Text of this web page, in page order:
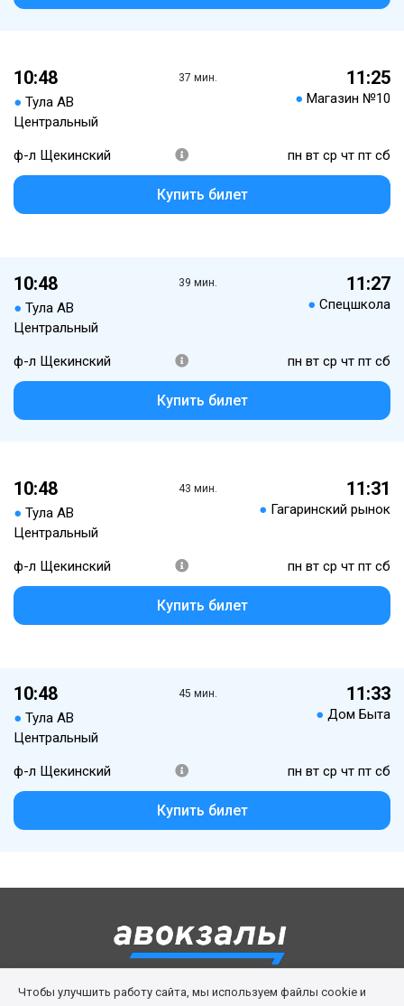
10:48
● Тула АВ
Центральный
37 мин. 11:25
● Магазин №10
ф-л Щекинский пн вт ср чт пт сб
Купить билет
10:48
● Тула АВ
Центральный
39 мин. 11:27
● Спецшкола
ф-л Щекинский пн вт ср чт пт сб
Купить билет
10:48
● Тула АВ
Центральный
43 мин. 11:31
● Гагаринский рынок
ф-л Щекинский пн вт ср чт пт сб
Купить билет
10:48
● Тула АВ
Центральный
45 мин. 11:33
● Дом Быта
ф-л Щекинский пн вт ср чт пт сб
Купить билет
Правила сервиса Политика cookies
Чтобы улучшить работу сайта, мы используем файлы cookie и